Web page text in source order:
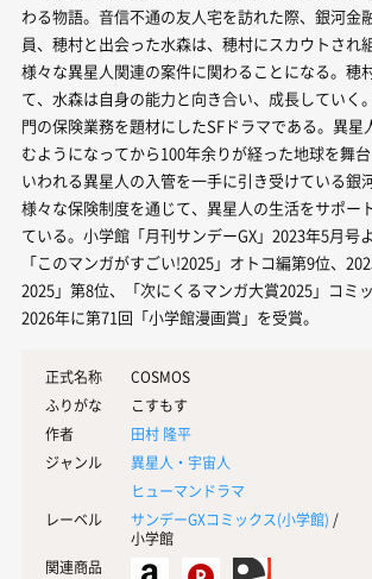
わる物語。音信不通の友人宅を訪れた際、銀河金
員、穂村と出会った水森は、穂村にスカウトされ
様々な異星人関連の案件に関わることになる。穂
て、水森は自身の能力と向き合い、成長していく
門の保険業務を題材にしたSFドラマである。異星
むようになってから100年余りが経った地球を舞
いわれる異星人の入管を一手に引き受けている銀
様々な保険制度を通じて、異星人の生活をサポー
ている。小学館「月刊サンデーGX」2023年5月号
「このマンガがすごい!2025」オトコ編第9位、
2025」第8位、「次にくるマンガ大賞2025」コミ
2026年に第71回「小学館漫画賞」を受賞。
正式名称
COSMOS
ふりがな
こすもす
作者
田村 隆平
ジャンル
異星人・宇宙人
ヒューマンドラマ
レーベル
サンデーGXコミックス(小学館) /
小学館
関連商品